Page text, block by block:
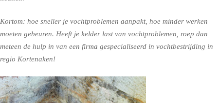
Kortom: hoe sneller je vochtproblemen aanpakt, hoe minder werken
moeten gebeuren. Heeft je kelder last van vochtproblemen, roep dan
meteen de hulp in van een firma gespecialiseerd in vochtbestrijding in
regio Kortenaken!